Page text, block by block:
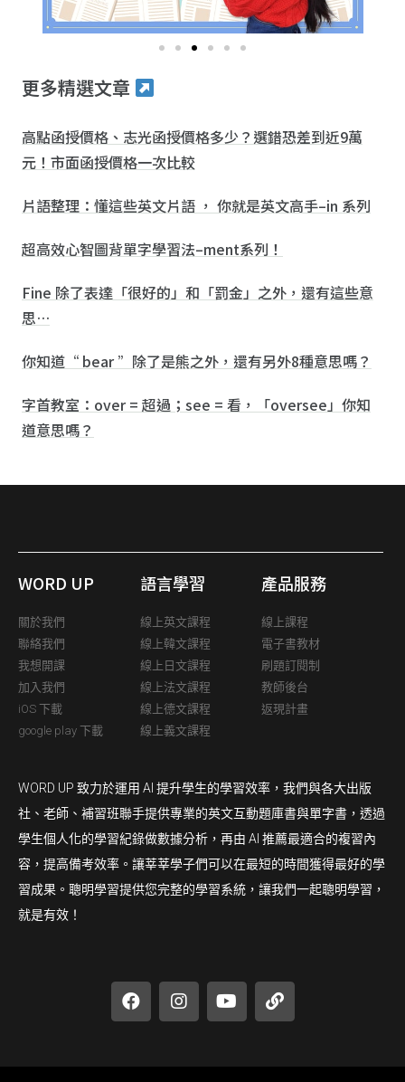
更多精選文章
高點函授價格、志光函授價格多少？選錯恐差到近9萬
元！市面函授價格一次比較
片語整理：懂這些英文片語 ， 你就是英文高手–in 系列
超高效心智圖背單字學習法–ment系列！
Fine 除了表達「很好的」和「罰金」之外，還有這些意
思…
你知道“ bear ”除了是熊之外，還有另外8種意思嗎？
字首教室：over = 超過；see = 看，「oversee」你知
道意思嗎？
WORD UP
關於我們
聯絡我們
我想開課
加入我們
iOS 下載
google play 下載
語言學習
線上英文課程
線上韓文課程
線上日文課程
線上法文課程
線上德文課程
線上義文課程
產品服務
線上課程
電子書教材
刷題訂閱制
教師後台
返現計畫
WORD UP 致力於運用 AI 提升學生的學習效率，我們與各大出版
社、老師、補習班聯手提供專業的英文互動題庫書與單字書，透過
學生個人化的學習紀錄做數據分析，再由 AI 推薦最適合的複習內
容，提高備考效率。讓莘莘學子們可以在最短的時間獲得最好的學
習成果。聰明學習提供您完整的學習系統，讓我們一起聰明學習，
就是有效！